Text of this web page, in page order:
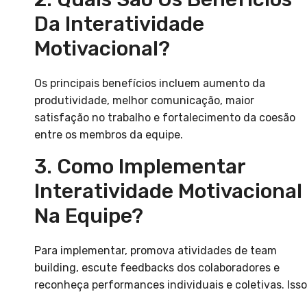
Da Interatividade
Motivacional?
Os principais benefícios incluem aumento da
produtividade, melhor comunicação, maior
satisfação no trabalho e fortalecimento da coesão
entre os membros da equipe.
3. Como Implementar
Interatividade Motivacional
Na Equipe?
Para implementar, promova atividades de team
building, escute feedbacks dos colaboradores e
reconheça performances individuais e coletivas. Isso